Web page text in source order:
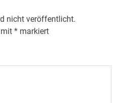
nicht veröffentlicht.
mit* markiert